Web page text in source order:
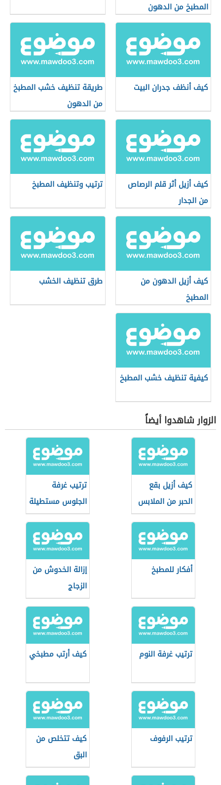
المطبخ من الدهون
كيف أنظف جدران البيت
طريقة تنظيف خشب المطبخ
من الدهون
كيف أزيل أثر قلم الرصاص
من الجدار
ترتيب وتنظيف المطبخ
كيف أزيل الدهون من
المطبخ
طرق تنظيف الخشب
كيفية تنظيف خشب المطبخ
الزوار شاهدوا أيضاً
كيف أزيل بقع
الحبر من الملابس
ترتيب غرفة
الجلوس مستطيلة
الشكل
أفكار للمطبخ
إزالة الخدوش من
الزجاج
ترتيب غرفة النوم كيف أرتب مطبخي
ترتيب الرفوف
كيف تتخلص من
البق